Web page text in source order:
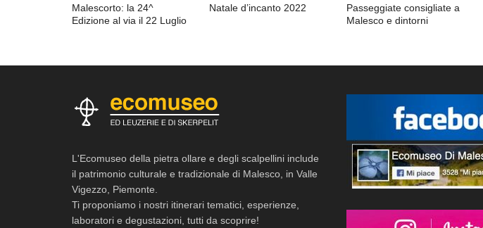
Malescorto: la 24^
Edizione al via il 22 Luglio
Natale d’incanto 2022
Passeggiate consigliate a
Malesco e dintorni
L'Ecomuseo della pietra ollare e degli scalpellini include
il patrimonio culturale e tradizionale di Malesco, in Valle
Vigezzo, Piemonte.
Ti proponiamo i nostri itinerari tematici, esperienze,
laboratori e degustazioni, tutti da scoprire!